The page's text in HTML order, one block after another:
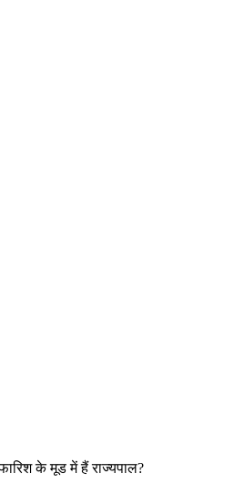
के मूड में हैं राज्यपाल?